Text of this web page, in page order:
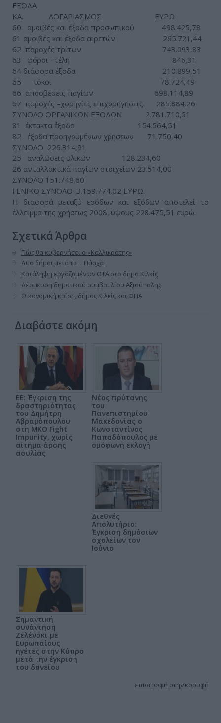
ΕΞΟΔΑ
ΚΑ. ΛΟΓΑΡΙΑΣΜΟΣ ΕΥΡΩ
60 αμοιβές και έξοδα προσωπικού 498.425,78
61 αμοιβές και έξοδα αιρετών 265.721,44
62 παροχές τρίτων 743.093,83
63 φόροι –τέλη 846,31
64 διάφορα έξοδα 210.899,51
65 τόκοι 78.724,49
66 αποσβέσεις παγίων 698.114,89
67 παροχές –χορηγίες επιχορηγήσεις. 285.884,26
ΣΥΝΟΛΟ ΟΡΓΑΝΙΚΩΝ ΕΞΟΔΩΝ 2.781.710,51
81 έκτακτα έξοδα 154.564,51
82 έξοδα προηγουμένων χρήσεων 71.750,40
ΣΥΝΟΛΟ 226.314,91
25 αναλώσεις υλικών 128.234,60
26 ανταλλακτικά παγίων στοιχείων 23.514,00
ΣΥΝΟΛΟ 151.748,60
ΓΕΝΙΚΟ ΣΥΝΟΛΟ 3.159.774,02 ΕΥΡΩ.
Η διαφορά μεταξύ εσόδων και εξόδων αποτελεί το
έλλειμμα της χρήσεως 2008, ύψους 228.475,51 ευρώ.
Σχετικά Άρθρα
Πώς θα κυβερνήσει ο «Καλλικράτης»
Δυο δήμοι μετά το …Πάσχα
Κατάληψη εργαζομένων ΟΤΑ στο δήμο Κιλκίς
Δέσμευση δημοτικού συμβουλίου Αξιούπολης
Οικονομική κρίση, δήμος Κιλκίς και ΦΠΑ
Διαβάστε ακόμη
ΕΕ: Έγκριση της
δραστηριότητας
του Δημήτρη
Αβραμόπουλου
στη ΜΚΟ Fight
Impunity, χωρίς
αίτημα άρσης
ασυλίας
Νέος πρύτανης
του
Πανεπιστημίου
Μακεδονίας ο
Κωνσταντίνος
Παπαδόπουλος με
ομόφωνη εκλογή
Διεθνές
Απολυτήριο:
Έγκριση δημόσιων
σχολείων τον
Ιούνιο
Σημαντική
συνάντηση
Ζελένσκι με
Ευρωπαίους
ηγέτες στην Κύπρο
μετά την έγκριση
του δανείου
επιστροφή στην κορυφή